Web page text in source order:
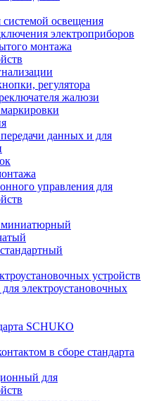
системой освещения
электроприборов
монтажа
регулятора
жалюзи
данных и для
управления для
миниатюрный
устройств
электроустановочных
SCHUKO
в сборе стандарта
для